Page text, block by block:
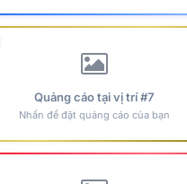
Quảng cáo tại vị trí #7
Nhấn để đặt quảng cáo của bạn